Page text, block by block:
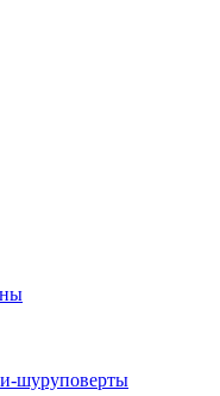
шуруповерты